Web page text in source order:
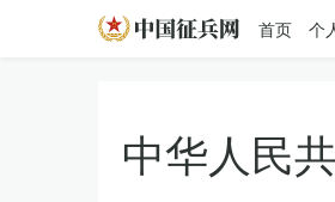
首页 个
中华人民